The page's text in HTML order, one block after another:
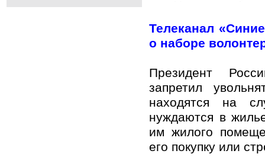
Телеканал
о наборе
Президент
запретил
находятся на
нуждаются в
им жилого
его покупку или